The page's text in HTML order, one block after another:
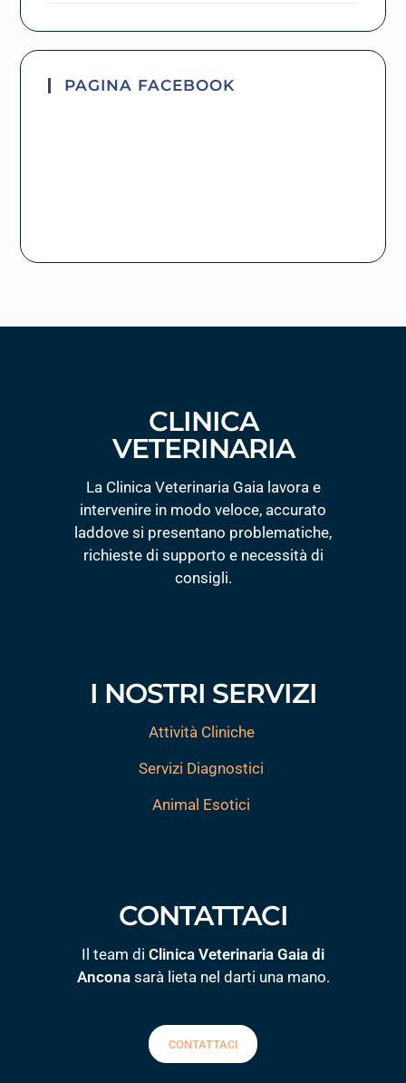
PAGINA FACEBOOK
CLINICA
VETERINARIA
La Clinica Veterinaria Gaia lavora e
intervenire in modo veloce, accurato
laddove si presentano problematiche,
richieste di supporto e necessità di
consigli.
I NOSTRI SERVIZI
Attività Cliniche
Servizi Diagnostici
Animal Esotici
CONTATTACI
Il team di Clinica Veterinaria Gaia di
Anconasarà lieta nel darti una mano.
CONTATTACI